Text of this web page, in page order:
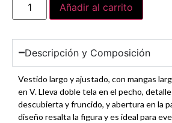
Añadir al carrito
Descripción y Composición
Vestido largo y ajustado, con mangas
en V. Lleva doble tela en el pecho,
descubierta y fruncido, y abertura en la
diseño resalta la figura y es ideal para